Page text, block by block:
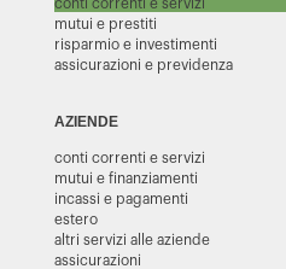
conti correnti e servizi
mutui e prestiti
risparmio e investimenti
assicurazioni e previdenza
AZIENDE
conti correnti e servizi
mutui e finanziamenti
incassi e pagamenti
estero
altri servizi alle aziende
assicurazioni